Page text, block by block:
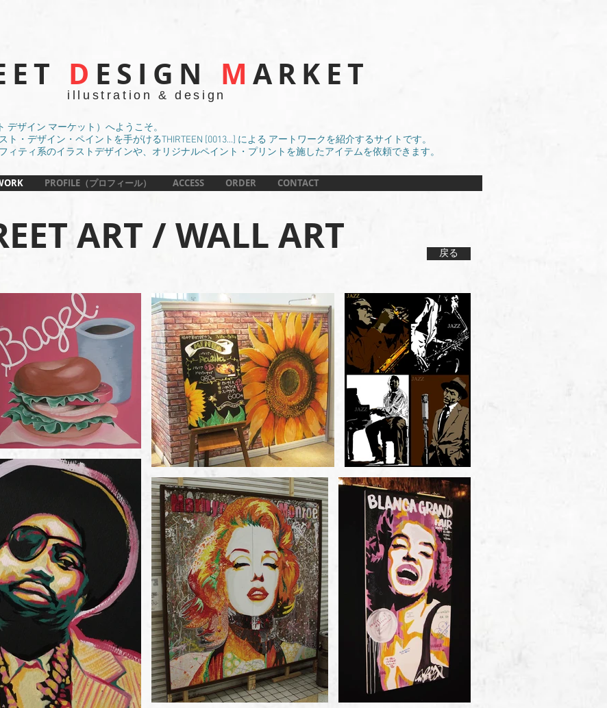
D ESIGN MARKET
illustration & design
デザイン マーケット）へようこそ。
・デザイン・ペイントを手がけるTHIRTEEN [0013...] による アートワークを紹介するサイトです。
ィティ系のイラストデザインや、オリジナルペイント・プリントを施したアイテムを依頼できます。
PROFILE（プロフィール） ACCESS ORDER CONTACT
ART / WALL ART 戻る